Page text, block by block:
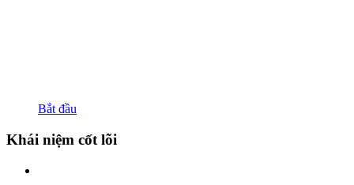
Bắt đầu
Khái niệm cốt lõi